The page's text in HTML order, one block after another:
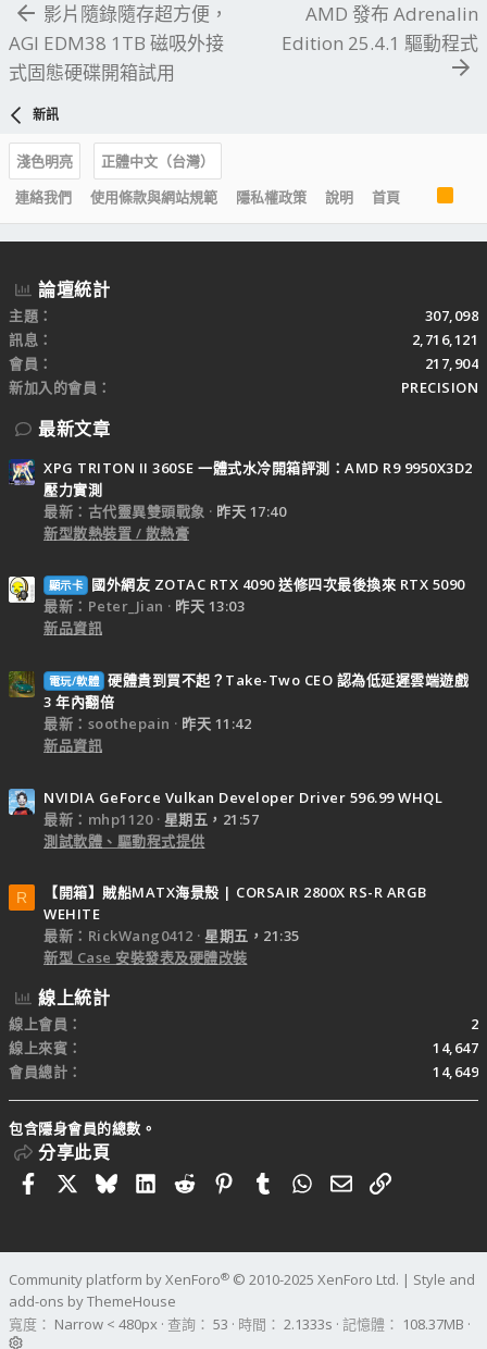
影片隨錄隨存超方便，
AGI EDM38 1TB 磁吸外接
式固態硬碟開箱試用
AMD 發布 Adrenalin
Edition 25.4.1 驅動程式
新訊
淺色明亮
正體中文（台灣）
連絡我們
使用條款與網站規範 隱私權政策 說明 首頁
S
論壇統計
主題
307,098
訊息
2,716,121
會員
217,904
新加入的會員
PRECISION
最新文章
XPG TRITON II 360SE 一體式水冷開箱評測：AMD R9 9950X3D2
壓力實測
最新：古代靈異雙頭戰象
昨天 17:40
新型散熱裝置 / 散熱膏
顯示卡
國外網友 ZOTAC RTX 4090 送修四次最後換來 RTX 5090
最新：Peter_Jian
昨天 13:03
新品資訊
電玩/軟體 硬體貴到買不起？Take-Two CEO 認為低延遲雲端遊戲
3 年內翻倍
最新：soothepain
昨天 11:42
新品資訊
NVIDIA GeForce Vulkan Developer Driver 596.99 WHQL
最新：mhp1120
星期五，21:57
測試軟體、驅動程式提供
R
【開箱】賊船MATX海景殼 | CORSAIR 2800X RS-R ARGB
WEHITE
最新：RickWang0412
星期五，21:35
新型 Case 安裝發表及硬體改裝
線上統計
線上會員
2
線上來賓
14,647
會員總計
14,649
包含隱身會員的總數。
分享此頁
FacebookBlueskyLinkedIn
RedditPinterestTumblrWhatsApp
電子郵件
連結
Community platform by XenForo® © 2010-2025 XenForo Ltd. | Style and
add-ons by ThemeHouse
寬度
查詢 53 時間 2.1333s 記憶體 108.37MB